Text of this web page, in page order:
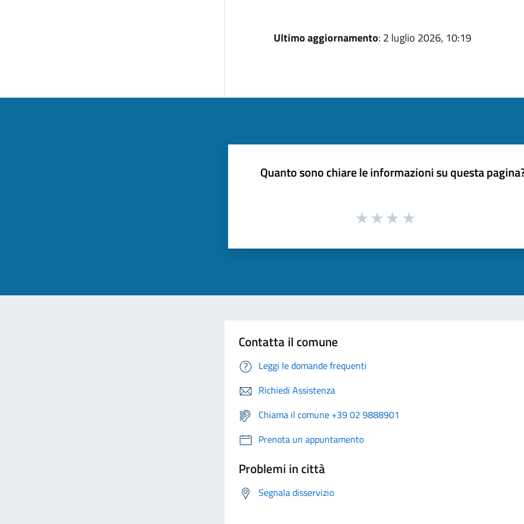
Ultimo aggiornamento: 2 luglio 2026, 10:19
Quanto sono chiare le informazioni su questa
Contatta il comune
Leggi le domande frequenti
Richiedi Assistenza
Chiama il comune +39 02 9888901
Prenota un appuntamento
Problemi in città
Segnala disservizio